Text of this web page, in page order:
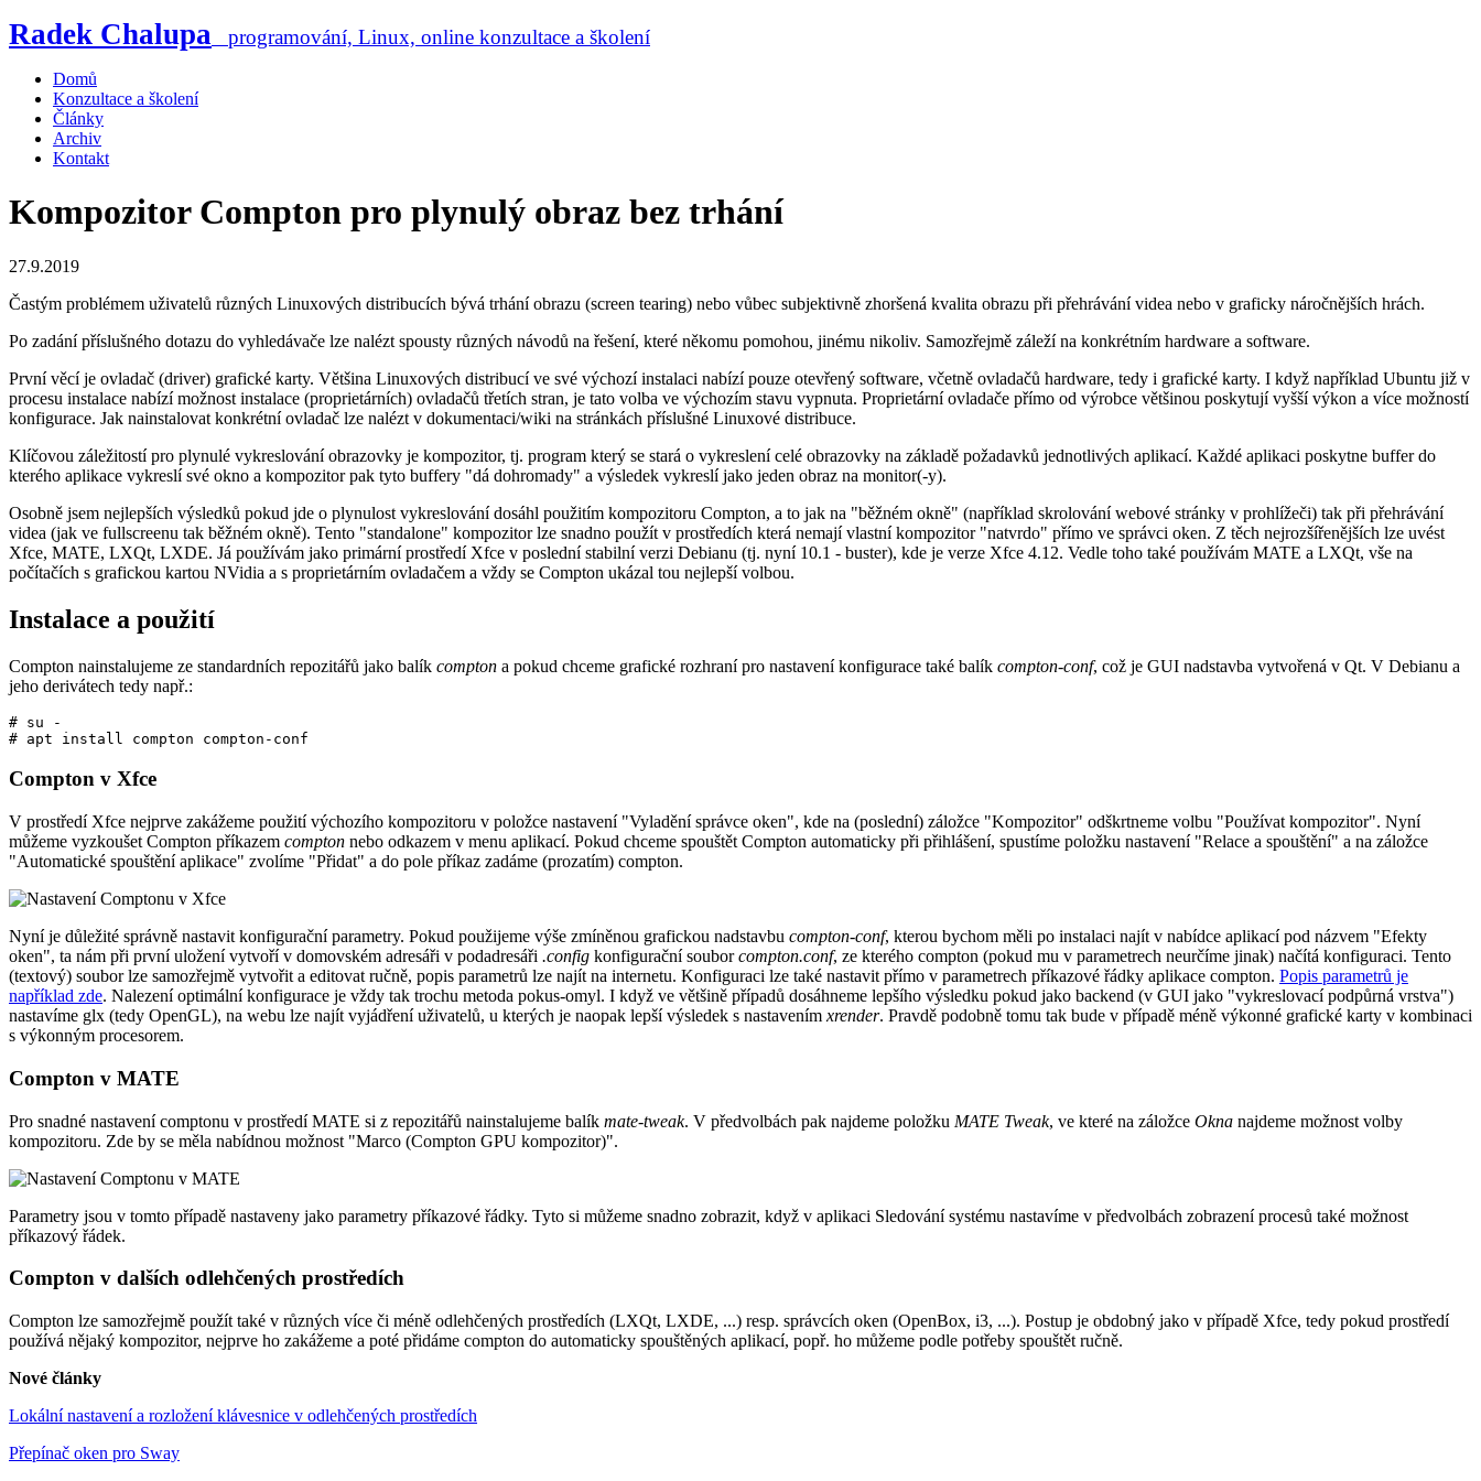
Radek Chalupa programování, Linux, online konzultace a školení
Domů
Konzultace a školení
Články
Archiv
Kontakt
Kompozitor Compton pro plynulý obraz bez trhání
27.9.2019
Častým problémem uživatelů různých Linuxových distribucích bývá trhání obrazu (screen tearing) nebo vůbec subjektivně zhoršená kvalita obrazu při přehrávání videa nebo v graficky náročnějších hrách.
Po zadání příslušného dotazu do vyhledávače lze nalézt spousty různých návodů na řešení, které někomu pomohou, jinému nikoliv. Samozřejmě záleží na konkrétním hardware a software.
První věcí je ovladač (driver) grafické karty. Většina Linuxových distribucí ve své výchozí instalaci nabízí pouze otevřený software, včetně ovladačů hardware, tedy i grafické karty. I když například Ubuntu již v
procesu instalace nabízí možnost instalace (proprietárních) ovladačů třetích stran, je tato volba ve výchozím stavu vypnuta. Proprietární ovladače přímo od výrobce většinou poskytují vyšší výkon a více možností
konfigurace. Jak nainstalovat konkrétní ovladač lze nalézt v dokumentaci/wiki na stránkách příslušné Linuxové distribuce.
Klíčovou záležitostí pro plynulé vykreslování obrazovky je kompozitor, tj. program který se stará o vykreslení celé obrazovky na základě požadavků jednotlivých aplikací. Každé aplikaci poskytne buffer do
kterého aplikace vykreslí své okno a kompozitor pak tyto buffery "dá dohromady" a výsledek vykreslí jako jeden obraz na monitor(-y).
Osobně jsem nejlepších výsledků pokud jde o plynulost vykreslování dosáhl použitím kompozitoru Compton, a to jak na "běžném okně" (například skrolování webové stránky v prohlížeči) tak při přehrávání
videa (jak ve fullscreenu tak běžném okně). Tento "standalone" kompozitor lze snadno použít v prostředích která nemají vlastní kompozitor "natvrdo" přímo ve správci oken. Z těch nejrozšířenějších lze uvést
Xfce, MATE, LXQt, LXDE. Já používám jako primární prostředí Xfce v poslední stabilní verzi Debianu (tj. nyní 10.1 - buster), kde je verze Xfce 4.12. Vedle toho také používám MATE a LXQt, vše na
počítačích s grafickou kartou NVidia a s proprietárním ovladačem a vždy se Compton ukázal tou nejlepší volbou.
Instalace a použití
Compton nainstalujeme ze standardních repozitářů jako balík compton a pokud chceme grafické rozhraní pro nastavení konfigurace také balík compton-conf, což je GUI nadstavba vytvořená v Qt. V Debianu a
jeho derivátech tedy např.:
# su -
Compton v Xfce
V prostředí Xfce nejprve zakážeme použití výchozího kompozitoru v položce nastavení "Vyladění správce oken", kde na (poslední) záložce "Kompozitor" odškrtneme volbu "Používat kompozitor". Nyní
můžeme vyzkoušet Compton příkazem compton nebo odkazem v menu aplikací. Pokud chceme spouštět Compton automaticky při přihlášení, spustíme položku nastavení "Relace a spouštění" a na záložce
"Automatické spouštění aplikace" zvolíme "Přidat" a do pole příkaz zadáme (prozatím) compton.
Nyní je důležité správně nastavit konfigurační parametry. Pokud použijeme výše zmíněnou grafickou nadstavbu compton-conf, kterou bychom měli po instalaci najít v nabídce aplikací pod názvem "Efekty
oken", ta nám při první uložení vytvoří v domovském adresáři v podadresáři .config konfigurační souborcompton.conf, ze kterého compton (pokud mu v parametrech neurčíme jinak) načítá konfiguraci. Tento
(textový) soubor lze samozřejmě vytvořit a editovat ručně, popis parametrů lze najít na internetu. Konfiguraci lze také nastavit přímo v parametrech příkazové řádky aplikace compton. Popis parametrů je
například zde. Nalezení optimální konfigurace je vždy tak trochu metoda pokus-omyl. I když ve většině případů dosáhneme lepšího výsledku pokud jako backend (v GUI jako "vykreslovací podpůrná vrstva")
nastavíme glx (tedy OpenGL), na webu lze najít vyjádření uživatelů, u kterých je naopak lepší výsledek s nastavením xrender. Pravdě podobně tomu tak bude v případě méně výkonné grafické karty v kombinaci
s výkonným procesorem.
Compton v MATE
Pro snadné nastavení comptonu v prostředí MATE si z repozitářů nainstalujeme balík mate-tweak. V předvolbách pak najdeme položku MATE Tweak, ve které na záložce Okna najdeme možnost volby
kompozitoru. Zde by se měla nabídnou možnost "Marco (Compton GPU kompozitor)".
Parametry jsou v tomto případě nastaveny jako parametry příkazové řádky. Tyto si můžeme snadno zobrazit, když v aplikaci Sledování systému nastavíme v předvolbách zobrazení procesů také možnost
příkazový řádek.
Compton v dalších odlehčených prostředích
Compton lze samozřejmě použít také v různých více či méně odlehčených prostředích (LXQt, LXDE, ...) resp. správcích oken (OpenBox, i3, ...). Postup je obdobný jako v případě Xfce, tedy pokud prostředí
používá nějaký kompozitor, nejprve ho zakážeme a poté přidáme compton do automaticky spouštěných aplikací, popř. ho můžeme podle potřeby spouštět ručně.
Nové články
Lokální nastavení a rozložení klávesnice v odlehčených prostředích
Přepínač oken pro Sway